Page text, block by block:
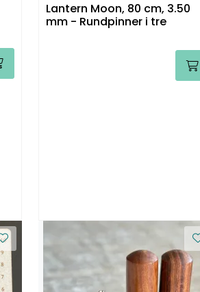
Lantern Moon, 80 cm, 3.50
mm - Rundpinner i tre